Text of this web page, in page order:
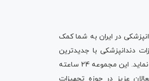
دندانپزشکی در ایران به شما کمک
دندانپزشکی با جدیدترین
امکانات مورد نیاز، در یک بستر کارآمد برای کاربران خود فراهم نماید. این مجموعه 24 ساعته
عزیز در حوزه تجهیزات